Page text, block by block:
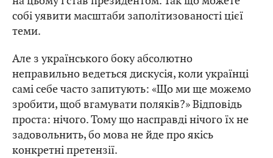
собі уявити масштаби заполітизованості цієї
теми.
Але з українського боку абсолютно
неправильно ведеться дискусія, коли українці
самі себе часто запитують: «Що ми ще можемо
зробити, щоб вгамувати поляків?» Відповідь
проста: нічого. Тому що насправді нічого їх не
задовольнить, бо мова не йде про якісь
конкретні претензії.